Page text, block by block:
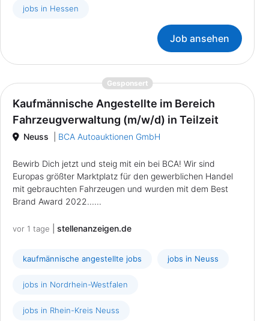
jobs in Hessen
Job ansehen
Gesponsert{prompt.job}
Kaufmännische Angestellte im Bereich
Fahrzeugverwaltung (m/w/d) in Teilzeit
Neuss BCA Autoauktionen GmbH
Bewirb Dich jetzt und steig mit ein bei BCA! Wir sind
Europas größter Marktplatz für den gewerblichen Handel
mit gebrauchten Fahrzeugen und wurden mit dem Best
Brand Award 2022......
vor 1 tage stellenanzeigen.de
kaufmännische angestellte jobs jobs in Neuss
jobs in Nordrhein-Westfalen
jobs in Rhein-Kreis Neuss